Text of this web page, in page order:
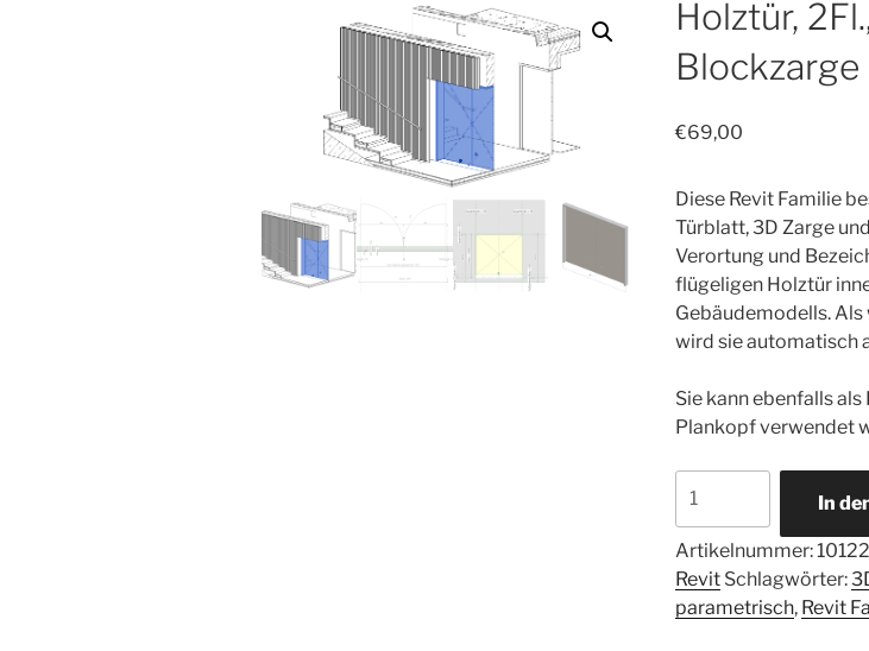
Holztür,
Blockzarge
€69,00
Diese Revit Familie
Türblatt, 3D Zarge
Verortung und
flügeligen Holztür
Gebäudemodells.
wird sie automatisch
Sie kann ebenfalls
Plankopf verwendet
In
Artikelnummer:
Revit Schlagwörter:
parametrisch, Revit